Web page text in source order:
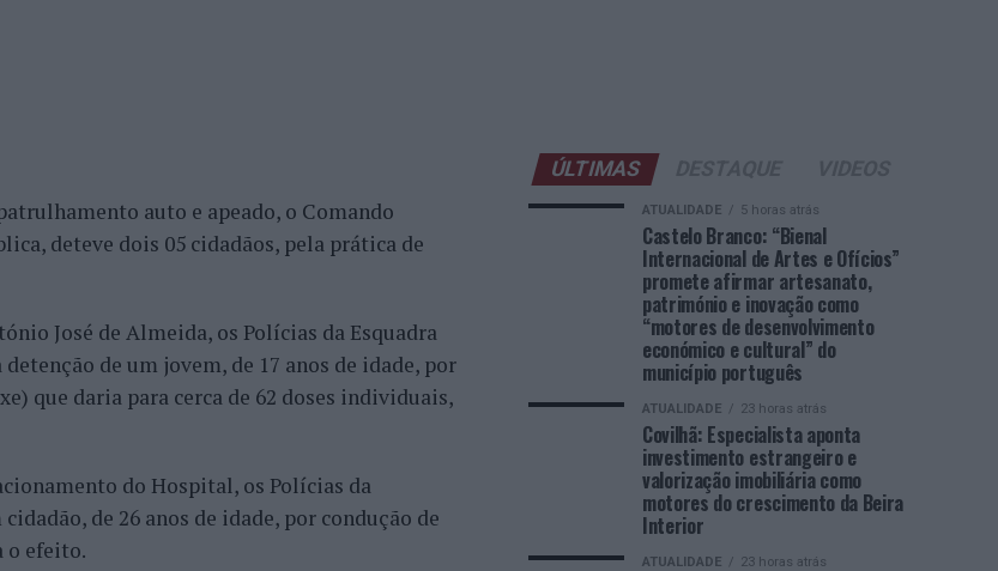
auto e apeado, o Comando
deteve dois 05 cidadãos, pela prática de
José de Almeida, os Polícias da Esquadra
de um jovem, de 17 anos de idade, por
que daria para cerca de 62 doses individuais,
do Hospital, os Polícias da
de 26 anos de idade, por condução de
o efeito.
ÚLTIMAS
ATUALIDADE 5 horas atrás
Castelo Branco: “Bienal
Internacional de Artes e Ofícios”
promete afirmar artesanato,
património e inovação como
“motores de desenvolvimento
económico e cultural” do
município português
ATUALIDADE 23 horas atrás
Covilhã: Especialista aponta
investimento estrangeiro e
valorização imobiliária como
motores do crescimento da Beira
Interior
ATUALIDADE 23 horas atrás